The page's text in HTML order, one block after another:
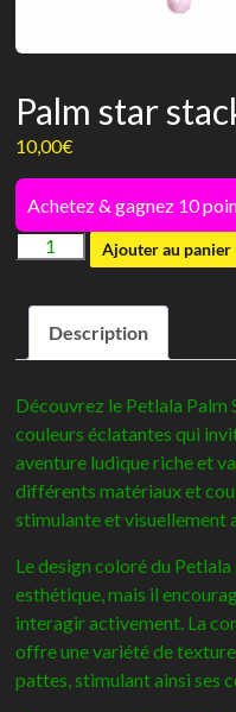
Palm star
10,00€
Achetez & gagnez 10
quantité
Palm
stacker
Petlala
Ajouter au panier
Description
Découvrez le Petlala Palm
couleurs éclatantes qui
aventure ludique riche et
différents matériaux et
stimulante et visuellement
Le design coloré du
esthétique, mais il
interagir activement. La
offre une variété de
pattes, stimulant ainsi ses